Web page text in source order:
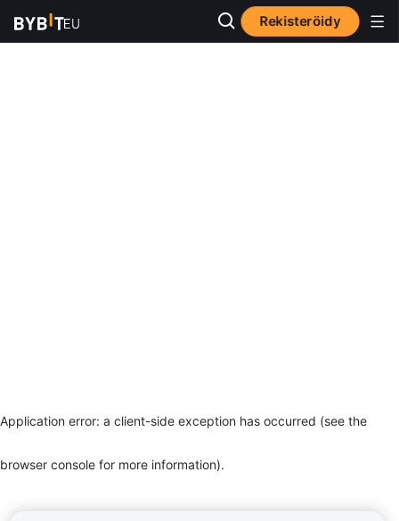
Rekisteröidy
Application error: a client-side exception has occurred (see the
browser console for more information).